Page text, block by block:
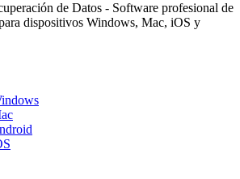
de Datos - Software profesional de
dispositivos Windows, Mac, iOS y